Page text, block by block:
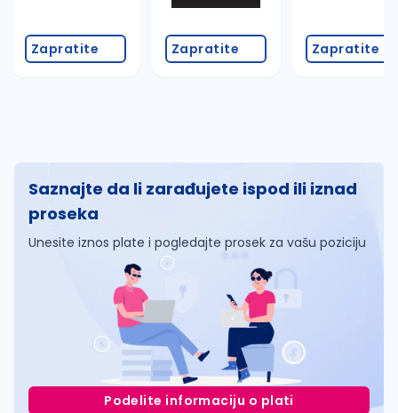
Zapratite Zapratite Zapratite
Saznajte da li zarađujete ispod ili iznad
proseka
Unesite iznos plate i pogledajte prosek za vašu poziciju
Podelite informaciju o plati